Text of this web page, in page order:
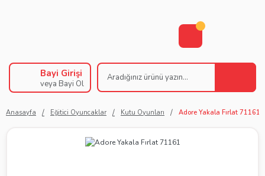
Bayi Girişi
veya Bayi Ol
Anasayfa Eğitici Oyuncaklar Kutu Oyunları Adore Yakala Fırlat 71161